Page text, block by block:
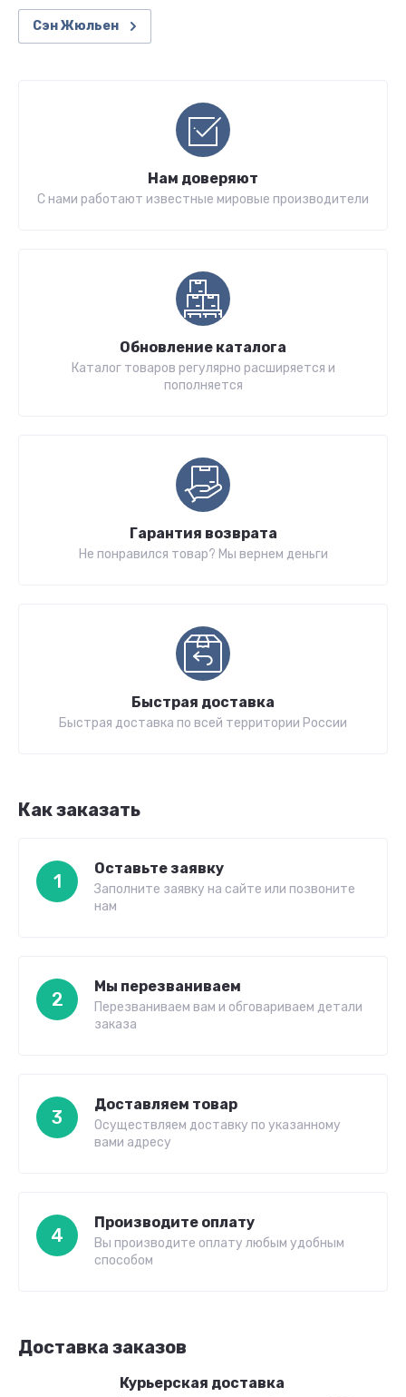
Сэн Жюльен
Нам доверяют
С нами работают известные мировые производители
Обновление каталога
Каталог товаров регулярно расширяется и
пополняется
Гарантия возврата
Не понравился товар? Мы вернем деньги
Быстрая доставка
Быстрая доставка по всей территории России
Как заказать
1
Оставьте заявку
Заполните заявку на сайте или позвоните
нам
2
Мы перезваниваем
Перезваниваем вам и обговариваем детали
заказа
3
Доставляем товар
Осуществляем доставку по указанному
вами адресу
4
Производите оплату
Вы производите оплату любым удобным
способом
Доставка заказов
Курьерская доставка